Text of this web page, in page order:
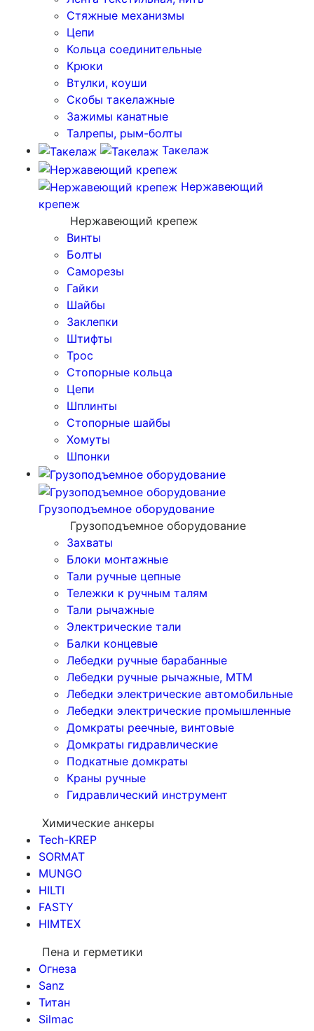
Стяжные механизмы
Цепи
Кольца соединительные
Крюки
Втулки, коуши
Скобы такелажные
Зажимы канатные
Талрепы, рым-болты
Такелаж
Нержавеющий
крепеж
Нержавеющий крепеж
Винты
Болты
Саморезы
Гайки
Шайбы
Заклепки
Штифты
Трос
Стопорные кольца
Цепи
Шплинты
Стопорные шайбы
Хомуты
Шпонки
Грузоподъемное оборудование
Грузоподъемное оборудование
Захваты
Блоки монтажные
Тали ручные цепные
Тележки к ручным талям
Тали рычажные
Электрические тали
Балки концевые
Лебедки ручные барабанные
Лебедки ручные рычажные, МТМ
Лебедки электрические автомобильные
Лебедки электрические промышленные
Домкраты реечные, винтовые
Домкраты гидравлические
Подкатные домкраты
Краны ручные
Гидравлический инструмент
Химические анкеры
Tech-KREP
SORMAT
MUNGO
HILTI
FASTY
HIMTEX
Пена и герметики
Огнеза
Sanz
Титан
Silmac